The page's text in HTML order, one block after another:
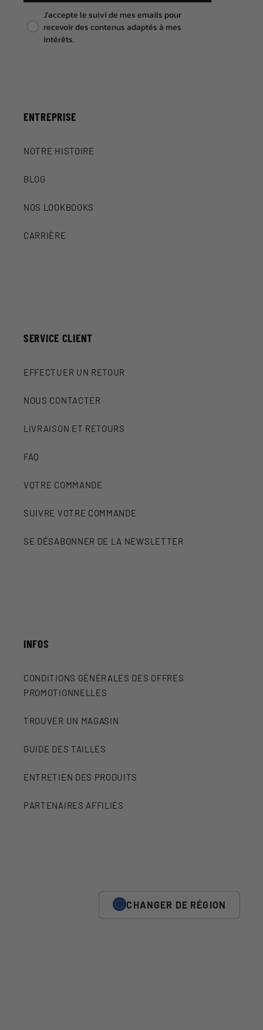
Pixel consent
J'accepte le suivi de mes emails pour
recevoir des contenus adaptés à mes
intérêts.
ENTREPRISE
NOTRE HISTOIRE
BLOG
NOS LOOKBOOKS
CARRIÈRE
SERVICE CLIENT
EFFECTUER UN RETOUR
NOUS CONTACTER
LIVRAISON ET RETOURS
FAQ
VOTRE COMMANDE
SUIVRE VOTRE COMMANDE
SE DÉSABONNER DE LA NEWSLETTER
INFOS
CONDITIONS GÉNÉRALES DES OFFRES
PROMOTIONNELLES
TROUVER UN MAGASIN
GUIDE DES TAILLES
ENTRETIEN DES PRODUITS
PARTENAIRES AFFILIÉS
CHANGER DE RÉGION